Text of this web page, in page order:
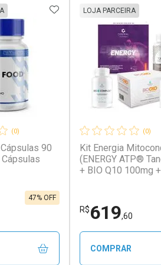
(0)
90
47% OFF
ADICIONAR AOS
(0)
Kit Energia
(ENERGY ATP®
+ BIO Q10 100mg
LOJA PARCEIRA
R$619,60
COMPRAR